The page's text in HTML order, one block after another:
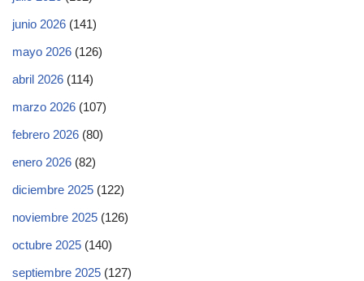
junio 2026 (141)
mayo 2026 (126)
abril 2026 (114)
marzo 2026 (107)
febrero 2026 (80)
enero 2026 (82)
diciembre 2025 (122)
noviembre 2025 (126)
octubre 2025 (140)
septiembre 2025 (127)